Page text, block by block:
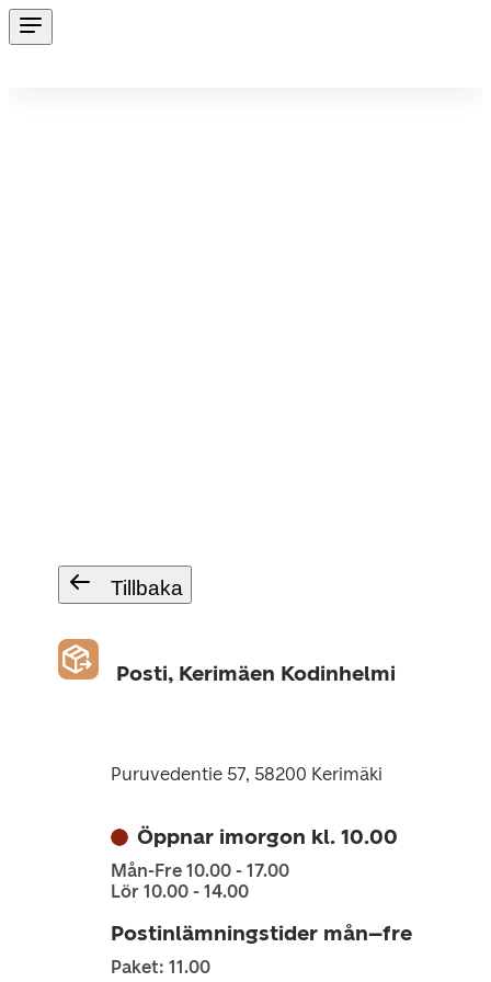
Tillbaka
Posti, Kerimäen Kodinhelmi
Puruvedentie 57, 58200 Kerimäki
Öppnar imorgon kl. 10.00
Mån-Fre 10.00 - 17.00
Lör 10.00 - 14.00
Postinlämningstider mån–fre
Paket: 11.00